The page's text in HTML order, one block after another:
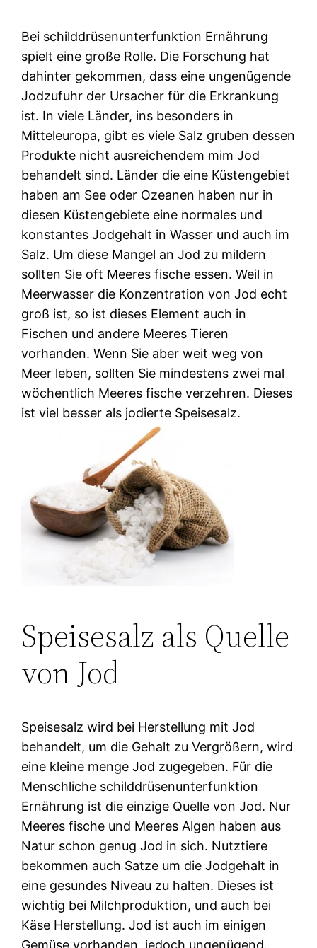
Bei schilddrüsenunterfunktion Ernährung
spielt eine große Rolle. Die Forschung hat
dahinter gekommen, dass eine ungenügende
Jodzufuhr der Ursacher für die Erkrankung
ist. In viele Länder, ins besonders in
Mitteleuropa, gibt es viele Salz gruben dessen
Produkte nicht ausreichendem mim Jod
behandelt sind. Länder die eine Küstengebiet
haben am See oder Ozeanen haben nur in
diesen Küstengebiete eine normales und
konstantes Jodgehalt in Wasser und auch im
Salz. Um diese Mangel an Jod zu mildern
sollten Sie oft Meeres fische essen. Weil in
Meerwasser die Konzentration von Jod echt
groß ist, so ist dieses Element auch in
Fischen und andere Meeres Tieren
vorhanden. Wenn Sie aber weit weg von
Meer leben, sollten Sie mindestens zwei mal
wöchentlich Meeres fische verzehren. Dieses
ist viel besser als jodierte Speisesalz.
Speisesalz als Quelle
von Jod
Speisesalz wird bei Herstellung mit Jod
behandelt, um die Gehalt zu Vergrößern, wird
eine kleine menge Jod zugegeben. Für die
Menschliche schilddrüsenunterfunktion
Ernährung ist die einzige Quelle von Jod. Nur
Meeres fische und Meeres Algen haben aus
Natur schon genug Jod in sich. Nutztiere
bekommen auch Satze um die Jodgehalt in
eine gesundes Niveau zu halten. Dieses ist
wichtig bei Milchproduktion, und auch bei
Käse Herstellung. Jod ist auch im einigen
Gemüse vorhanden, jedoch ungenügend.